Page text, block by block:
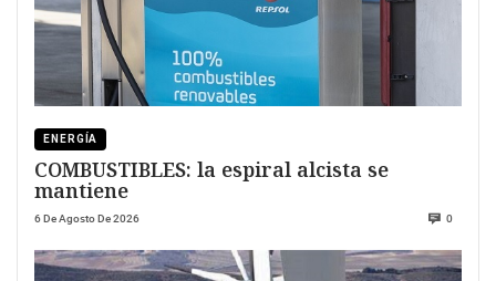
ENERGÍA
COMBUSTIBLES: la espiral alcista se
mantiene
6 De Agosto De 2026 0